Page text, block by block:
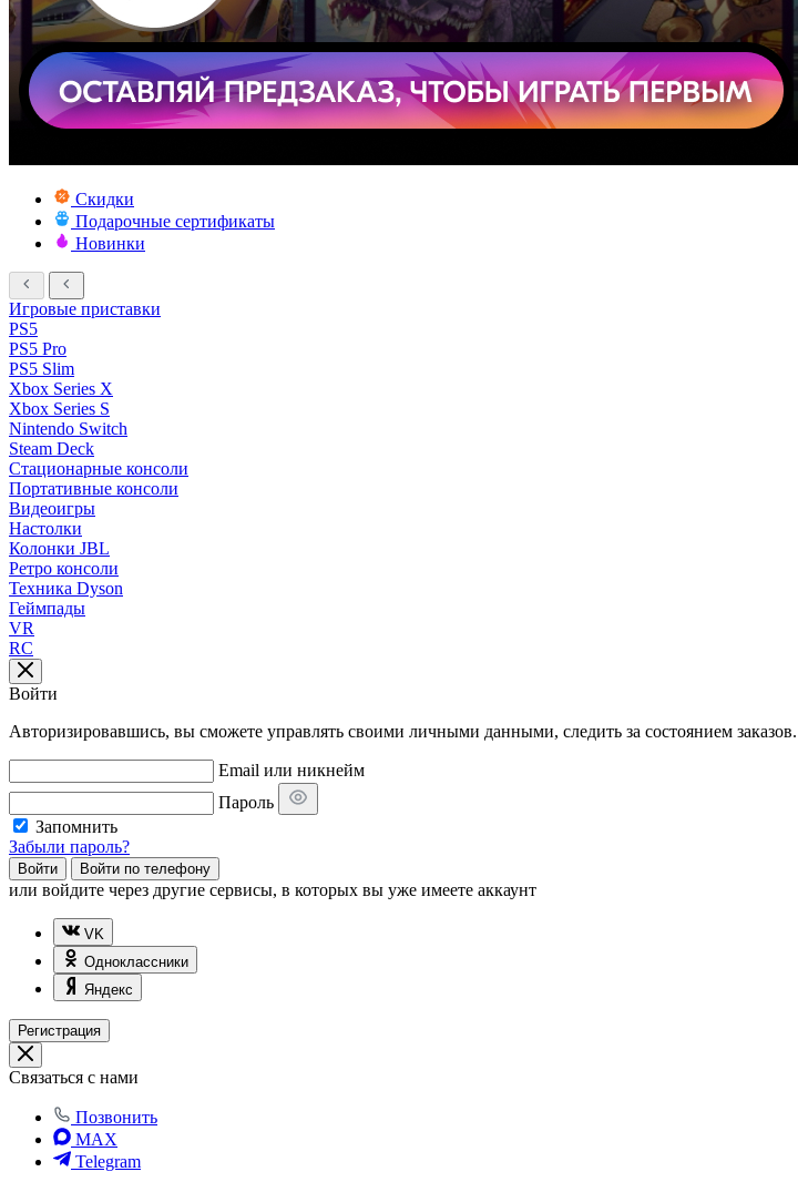
Скидки
Подарочные сертификаты
Новинки
Игровые приставки
PS5
PS5 Pro
PS5 Slim
Xbox Series X
Xbox Series S
Nintendo Switch
Steam Deck
Стационарные консоли
Портативные консоли
Видеоигры
Настолки
Колонки JBL
Ретро консоли
Техника Dyson
Геймпады
VR
RC
Войти
Авторизировавшись, вы сможете управлять своими личными данными, следить за состоянием заказов.
Email или никнейм
Пароль
Запомнить
Забыли пароль?
Войти Войти по телефону
или войдите через другие сервисы, в которых вы уже имеете аккаунт
VK
Одноклассники
Яндекс
Регистрация
Связаться с нами
Позвонить
MAX
Telegram